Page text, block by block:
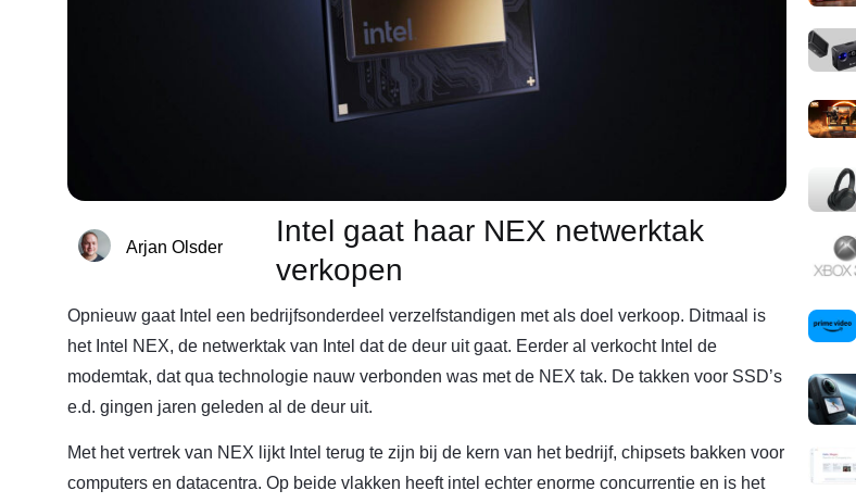
Arjan Olsder
Intel gaat haar NEX netwerktak
verkopen
Opnieuw gaat Intel een bedrijfsonderdeel verzelfstandigen met als doel verkoop. Ditmaal is
het Intel NEX, de netwerktak van Intel dat de deur uit gaat. Eerder al verkocht Intel de
modemtak, dat qua technologie nauw verbonden was met de NEX tak. De takken voor SSD’s
e.d. gingen jaren geleden al de deur uit.
Met het vertrek van NEX lijkt Intel terug te zijn bij de kern van het bedrijf, chipsets bakken voor
computers en datacentra. Op beide vlakken heeft intel echter enorme concurrentie en is het